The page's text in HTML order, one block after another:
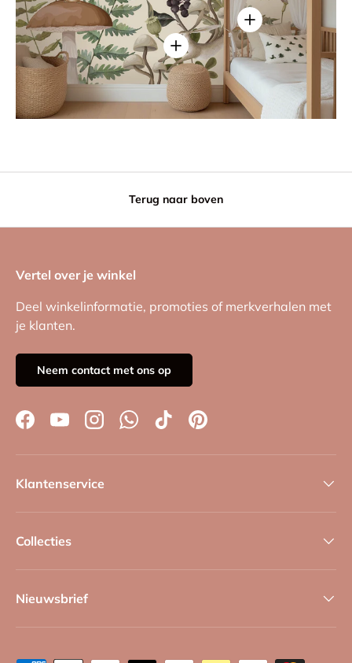
Details weergeven
Details weergeven
Terug naar boven
Vertel over je winkel
Deel winkelinformatie, promoties of merkverhalen met
je klanten.
Neem contact met ons op
FacebookYouTubeInstagramWhatsApp
TikTokPinterest
Klantenservice
Collecties
Nieuwsbrief